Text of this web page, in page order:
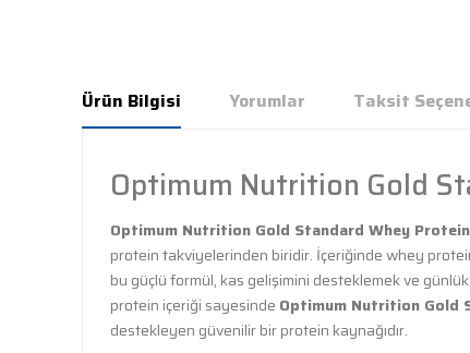
Ürün Bilgisi Yorumlar Taksit
Optimum Nutrition Gold
Optimum Nutrition Gold Standard Whey
protein takviyelerinden biridir. İçeriğinde whey
bu güçlü formül, kas gelişimini desteklemek ve
protein içeriği sayesinde Optimum Nutrition Gold
destekleyen güvenilir bir protein kaynağıdır.